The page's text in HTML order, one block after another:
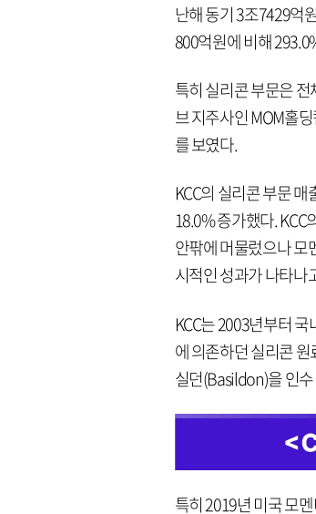
난해 동기 3조7429억
800억원에 비해
특히 실리콘 부문은
브 지주사인 MOM홀
를 보였다.
KCC의 실리콘 부문
18.0% 증가했다.
안팎에 머물렀으나 모
시적인 성과가 나타나
KCC는 2003년부터
에 의존하던 실리콘
실던(Basildon)을 인
특히 2019년 미국 모